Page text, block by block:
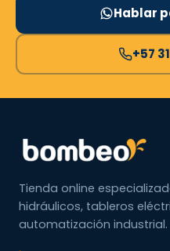
Hablar
+57
Tienda online
hidráulicos, tableros
automatización industrial.